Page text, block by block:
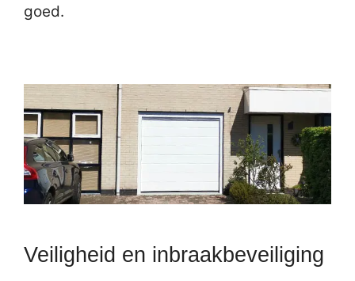
goed.
Veiligheid en inbraakbeveiliging